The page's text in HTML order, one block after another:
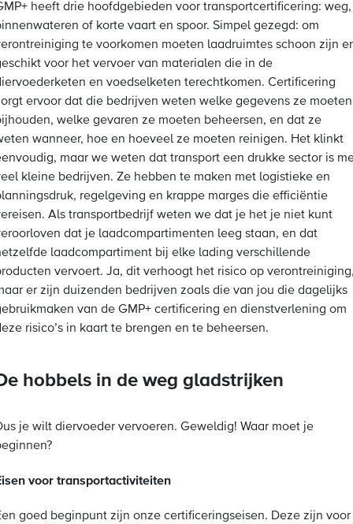
heeft drie hoofdgebieden voor transportcertificering: weg,
of korte vaart en spoor. Simpel gezegd: om
te voorkomen moeten laadruimtes schoon zijn
voor het vervoer van materialen die in de
en voedselketen terechtkomen. Certificering
ervoor dat die bedrijven weten welke gegevens ze moeten
welke gevaren ze moeten beheersen, en dat ze
wanneer, hoe en hoeveel ze moeten reinigen. Het klinkt
maar we weten dat transport een drukke sector is
kleine bedrijven. Ze hebben te maken met logistieke en
regelgeving en krappe marges die efficiëntie
Als transportbedrijf weten we dat je het je niet kunt
dat je laadcompartimenten leeg staan, en dat
laadcompartiment bij elke lading verschillende
vervoert. Ja, dit verhoogt het risico op verontreiniging,
er zijn duizenden bedrijven zoals die van jou die dagelijks
van de GMP+ certificering en dienstverlening om
risico’s in kaart te brengen en te beheersen.
hobbels in de weg gladstrijken
je wilt diervoeder vervoeren. Geweldig! Waar moet je
voor transportactiviteiten
goed beginpunt zijn onze certificeringseisen. Deze zijn voor